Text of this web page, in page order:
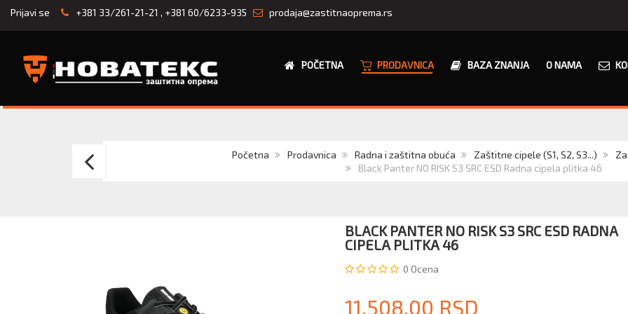
Prijavi se +381 33/261-21-21 , +381 60/6233-935 prodaja@zastitnaoprema.rs
POČETNA PRODAVNICA BAZA ZNANJA O NAMA
Početna Prodavnica Radna i zaštitna obuća Zaštitne cipele (S1, S2, S3...)
Black Panter NO RISK S3 SRC ESD Radna cipela plitka 46
Cipele
ESD
BLACK PANTER NO RISK S3 SRC ESD RADNA
CIPELA PLITKA 46
0 Ocena
11.508,00 RSD